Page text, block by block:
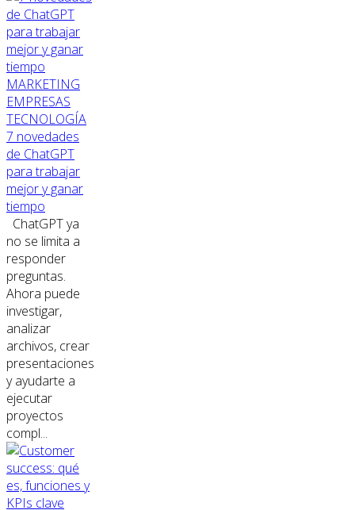
MARKETING
EMPRESAS
TECNOLOGÍA
7 novedades
de ChatGPT
para trabajar
mejor y ganar
tiempo
ChatGPT ya
no se limita a
responder
preguntas.
Ahora puede
investigar,
analizar
archivos, crear
presentaciones
y ayudarte a
ejecutar
proyectos
compl...